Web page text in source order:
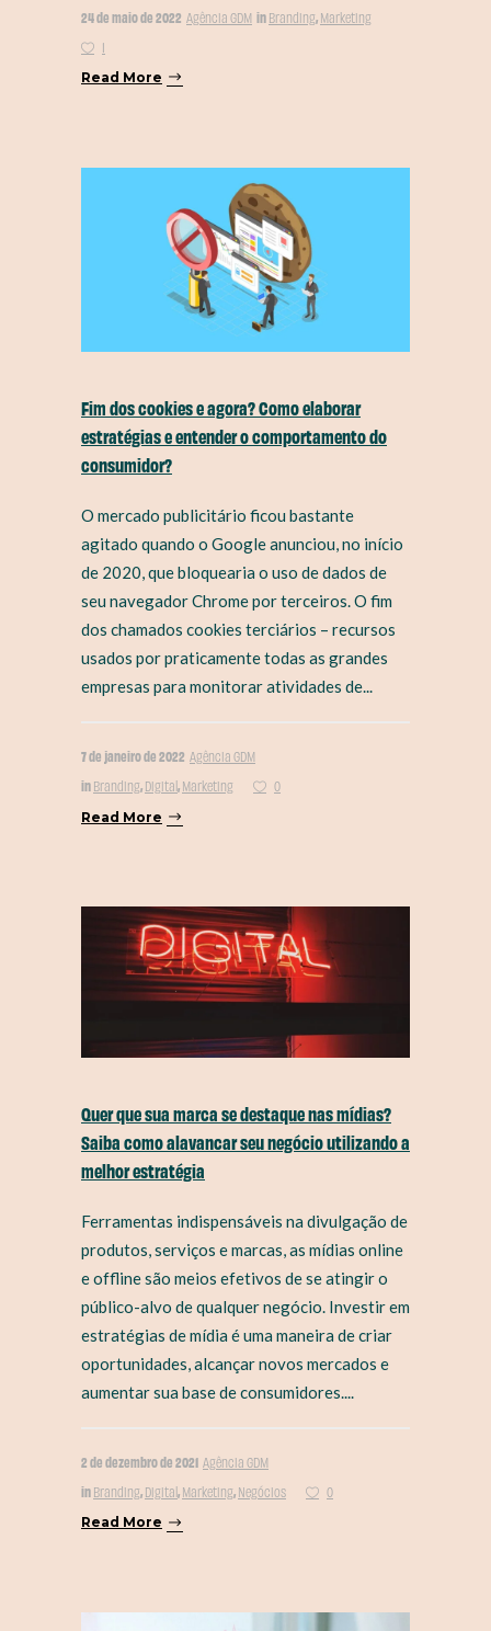
24 de maio de 2022 Agência GDM in Branding, Marketing
1
Read More
Fim dos cookies e agora? Como elaborar
estratégias e entender o comportamento do
consumidor?
O mercado publicitário ficou bastante
agitado quando o Google anunciou, no início
de 2020, que bloquearia o uso de dados de
seu navegador Chrome por terceiros. O fim
dos chamados cookies terciários – recursos
usados por praticamente todas as grandes
empresas para monitorar atividades de...
7 de janeiro de 2022 Agência GDM
in Branding, Digital, Marketing
0
Read More
Quer que sua marca se destaque nas mídias?
Saiba como alavancar seu negócio utilizando a
melhor estratégia
Ferramentas indispensáveis na divulgação de
produtos, serviços e marcas, as mídias online
e offline são meios efetivos de se atingir o
público-alvo de qualquer negócio. Investir em
estratégias de mídia é uma maneira de criar
oportunidades, alcançar novos mercados e
aumentar sua base de consumidores....
2 de dezembro de 2021 Agência GDM
in Branding, Digital, Marketing, Negócios
0
Read More